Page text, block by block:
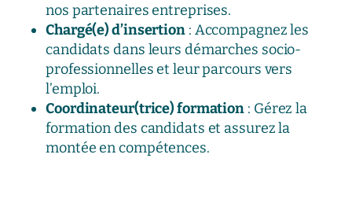
nos partenaires entreprises.
Chargé(e) d’insertion: Accompagnez les
candidats dans leurs démarches socio-
professionnelles et leur parcours vers
l’emploi.
Coordinateur(trice) formation : Gérez la
formation des candidats et assurez la
montée en compétences.